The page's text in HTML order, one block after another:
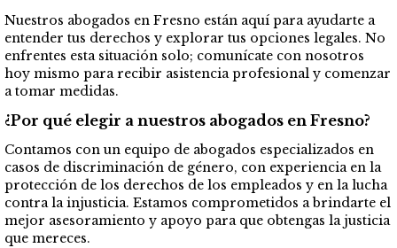
Nuestros abogados en Fresno están aquí para ayudarte a
entender tus derechos y explorar tus opciones legales. No
enfrentes esta situación solo; comunícate con nosotros
hoy mismo para recibir asistencia profesional y comenzar
a tomar medidas.
¿Por qué elegir a nuestros abogados en Fresno?
Contamos con un equipo de abogados especializados en
casos de discriminación de género, con experiencia en la
protección de los derechos de los empleados y en la lucha
contra la injusticia. Estamos comprometidos a brindarte el
mejor asesoramiento y apoyo para que obtengas la justicia
que mereces.